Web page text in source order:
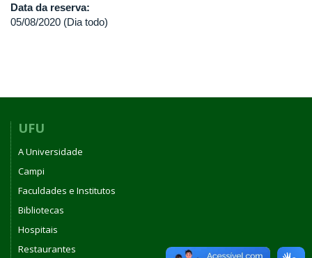
Data da reserva:
05/08/2020 (Dia todo)
UFU
A Universidade
Campi
Faculdades e Institutos
Bibliotecas
Hospitais
Restaurantes